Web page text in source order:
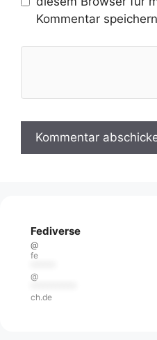
Kommentar
Fediverse
@
fe
@
ch.de